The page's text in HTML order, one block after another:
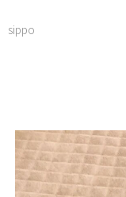
sippo